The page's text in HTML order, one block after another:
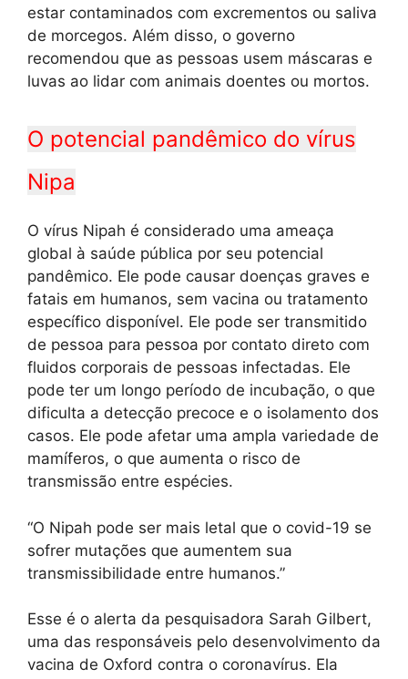
estar contaminados com excrementos ou saliva
de morcegos. Além disso, o governo
recomendou que as pessoas usem máscaras e
luvas ao lidar com animais doentes ou mortos.
O potencial pandêmico do vírus
Nipa
O vírus Nipah é considerado uma ameaça
global à saúde pública por seu potencial
pandêmico. Ele pode causar doenças graves e
fatais em humanos, sem vacina ou tratamento
específico disponível. Ele pode ser transmitido
de pessoa para pessoa por contato direto com
fluidos corporais de pessoas infectadas. Ele
pode ter um longo período de incubação, o que
dificulta a detecção precoce e o isolamento dos
casos. Ele pode afetar uma ampla variedade de
mamíferos, o que aumenta o risco de
transmissão entre espécies.
“O Nipah pode ser mais letal que o covid-19 se
sofrer mutações que aumentem sua
transmissibilidade entre humanos.”
Esse é o alerta da pesquisadora Sarah Gilbert,
uma das responsáveis pelo desenvolvimento da
vacina de Oxford contra o coronavírus. Ela